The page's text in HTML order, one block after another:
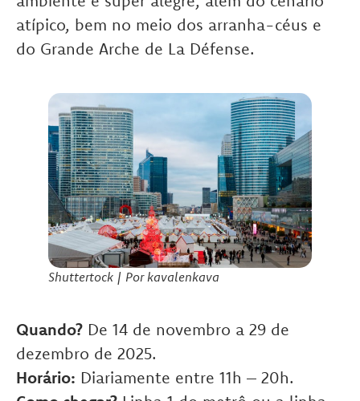
atípico, bem no meio dos arranha-céus e
do Grande Arche de La Défense.
Shuttertock | Por kavalenkava
Quando? De 14 de novembro a 29 de
dezembro de 2025.
Horário: Diariamente entre 11h – 20h.